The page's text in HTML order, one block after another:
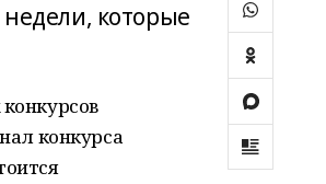
которые
конкурса